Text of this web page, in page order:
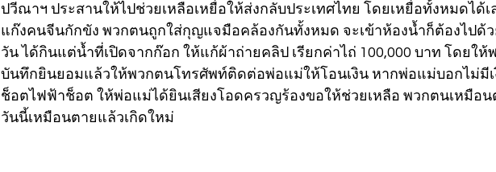
ปวีณาฯ ประสานให้ไปช่วยเหลือเหยื่อให้ส่งกลับประเทศไทย โดยเหยื่อทั้งหมดได้
แก๊งคนจีนกักขัง พวกตนถูกใส่กุญแจมือคล้องกันทั้งหมด จะเข้าห้องน้ำก็ต้องไปด้
วัน ได้กินแต่น้ำที่เปิดจากก๊อก ให้แก้ผ้าถ่ายคลิป เรียกค่าไถ่ 100,000 บาท โดยให้
บันทึกยินยอมแล้วให้พวกตนโทรศัพท์ติดต่อพ่อแม่ให้โอนเงิน หากพ่อแม่บอกไม่มีเ
ช็อตไฟฟ้าช็อต ให้พ่อแม่ได้ยินเสียงโอดครวญร้องขอให้ช่วยเหลือ พวกตนเหมือน
วันนี้เหมือนตายแล้วเกิดใหม่